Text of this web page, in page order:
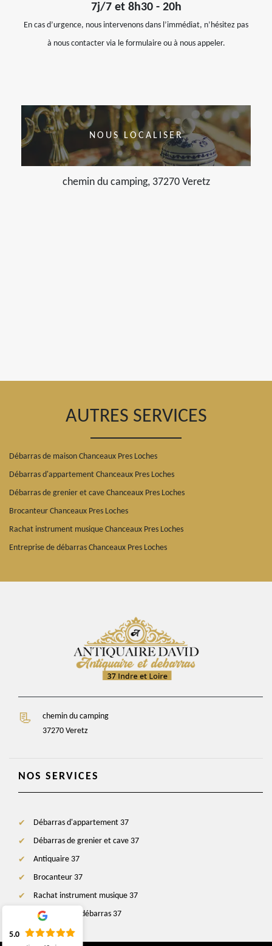
7j/7 et 8h30 - 20h
En cas d’urgence, nous intervenons dans l’immédiat, n’hésitez pas
à nous contacter via le formulaire ou à nous appeler.
NOUS LOCALISER
chemin du camping, 37270 Veretz
AUTRES SERVICES
Débarras de maison Chanceaux Pres Loches
Débarras d'appartement Chanceaux Pres Loches
Débarras de grenier et cave Chanceaux Pres Loches
Brocanteur Chanceaux Pres Loches
Rachat instrument musique Chanceaux Pres Loches
Entreprise de débarras Chanceaux Pres Loches
chemin du camping
37270 Veretz
NOS SERVICES
Débarras d'appartement 37
Débarras de grenier et cave 37
Antiquaire 37
Brocanteur 37
Rachat instrument musique 37
Entreprise de débarras 37
5.0